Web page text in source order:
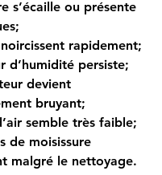
s’écaille ou présente
rapidement;
d’humidité persiste;
devient
bruyant;
semble très faible;
de moisissure
malgré le nettoyage.